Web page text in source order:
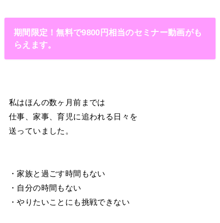
期間限定！無料で9800円相当のセミナー動画がも
らえます。
私はほんの数ヶ月前までは
仕事、家事、育児に追われる日々を
送っていました。
・家族と過ごす時間もない
・自分の時間もない
・やりたいことにも挑戦できない